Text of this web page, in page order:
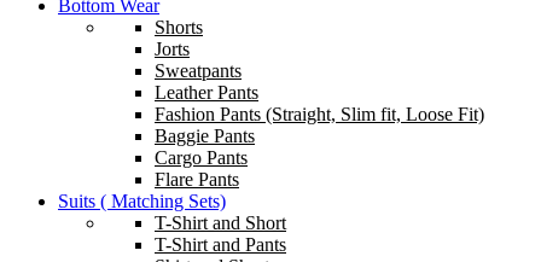
Bottom Wear
Shorts
Jorts
Sweatpants
Leather Pants
Fashion Pants (Straight, Slim fit, Loose Fit)
Baggie Pants
Cargo Pants
Flare Pants
Suits ( Matching Sets)
T-Shirt and Short
T-Shirt and Pants